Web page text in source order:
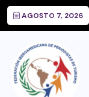
AGOSTO 7, 2026